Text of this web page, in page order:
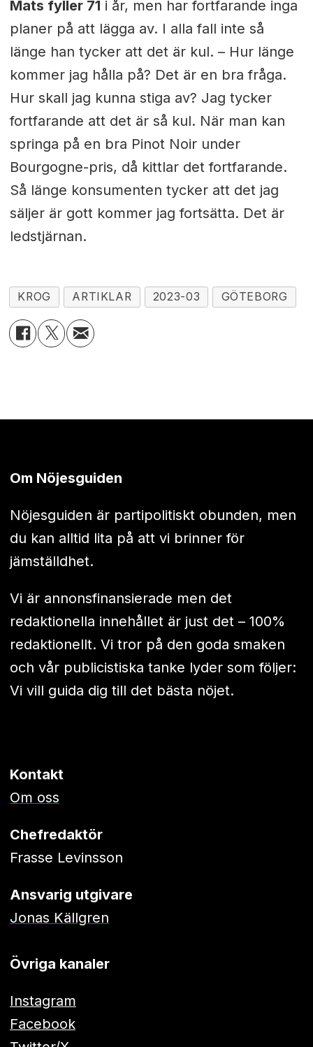
Mats fyller 71 i år, men har fortfarande inga
planer på att lägga av. I alla fall inte så
länge han tycker att det är kul. – Hur länge
kommer jag hålla på? Det är en bra fråga.
Hur skall jag kunna stiga av? Jag tycker
fortfarande att det är så kul. När man kan
springa på en bra Pinot Noir under
Bourgogne-pris, då kittlar det fortfarande.
Så länge konsumenten tycker att det jag
säljer är gott kommer jag fortsätta. Det är
ledstjärnan.
KROG ARTIKLAR 2023-03 GÖTEBORG
Om Nöjesguiden
Nöjesguiden är partipolitiskt obunden, men
du kan alltid lita på att vi brinner för
jämställdhet.
Vi är annonsfinansierade men det
redaktionella innehållet är just det – 100%
redaktionellt. Vi tror på den goda smaken
och vår publicistiska tanke lyder som följer:
Vi vill guida dig till det bästa nöjet.
Kontakt
Om oss
Chefredaktör
Frasse Levinsson
Ansvarig utgivare
Jonas Källgren
Övriga kanaler
Instagram
Facebook